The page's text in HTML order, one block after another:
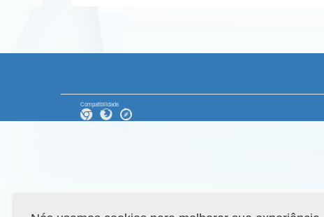
Compatibilidade